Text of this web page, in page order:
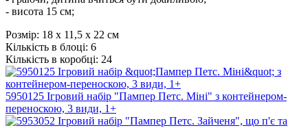
- висота 15 см;
Розмір: 18 х 11,5 х 22 см
Кількість в блоці: 6
Кількість в коробці: 24
5950125 Ігровий набір "Пампер Петс. Міні" з контейнером-
переноскою, 3 види, 1+